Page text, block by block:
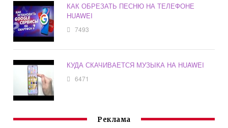
КАК ОБРЕЗАТЬ ПЕСНЮ НА ТЕЛЕФОНЕ
HUAWEI
7493
КУДА СКАЧИВАЕТСЯ МУЗЫКА НА HUAWEI
6471
Реклама